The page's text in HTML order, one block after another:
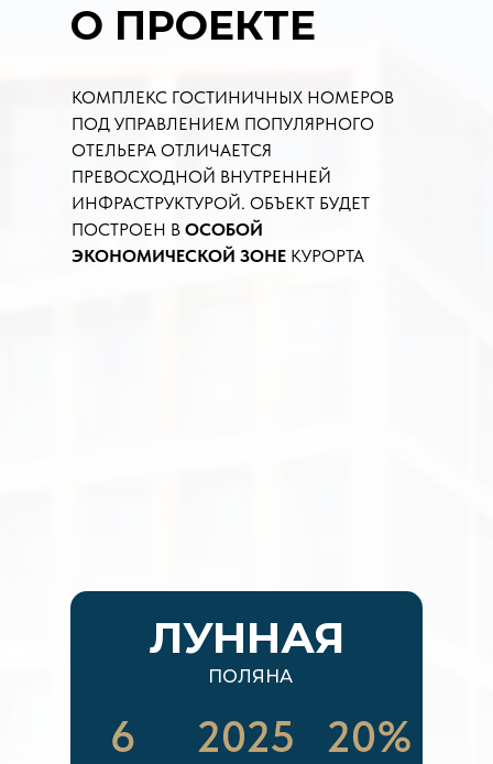
О ПРОЕКТЕ
КОМПЛЕКС ГОСТИНИЧНЫХ НОМЕРОВ
ПОД УПРАВЛЕНИЕМ ПОПУЛЯРНОГО
ОТЕЛЬЕРА ОТЛИЧАЕТСЯ
ПРЕВОСХОДНОЙ ВНУТРЕННЕЙ
ИНФРАСТРУКТУРОЙ. ОБЪЕКТ БУДЕТ
ПОСТРОЕН В ОСОБОЙ
ЭКОНОМИЧЕСКОЙ ЗОНЕ КУРОРТА
6 2025 20%
ПОЛЯНА
ЛУННАЯ